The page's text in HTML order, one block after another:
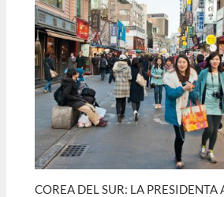
COREA DEL SUR: LA PRESIDENTA